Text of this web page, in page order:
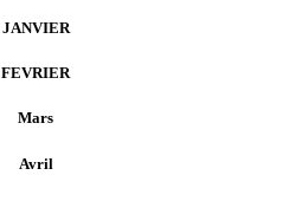
JANVIER
FEVRIER
Mars
Avril